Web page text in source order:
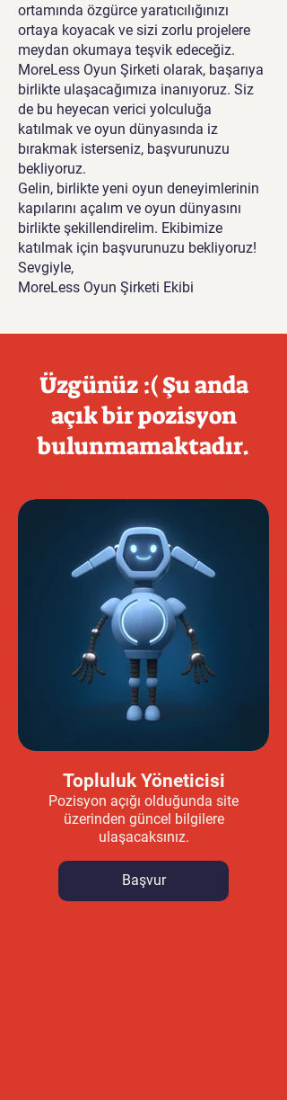
ortamında özgürce yaratıcılığınızı
ortaya koyacak ve sizi zorlu projelere
meydan okumaya teşvik edeceğiz.
MoreLess Oyun Şirketi olarak, başarıya
birlikte ulaşacağımıza inanıyoruz. Siz
de bu heyecan verici yolculuğa
katılmak ve oyun dünyasında iz
bırakmak isterseniz, başvurunuzu
bekliyoruz.
Gelin, birlikte yeni oyun deneyimlerinin
kapılarını açalım ve oyun dünyasını
birlikte şekillendirelim. Ekibimize
katılmak için başvurunuzu bekliyoruz!
Sevgiyle,
MoreLess Oyun Şirketi Ekibi
Üzgünüz :( Şu anda
açık bir pozisyon
bulunmamaktadır.
Topluluk Yöneticisi
Pozisyon açığı olduğunda site
üzerinden güncel bilgilere
ulaşacaksınız.
Başvur